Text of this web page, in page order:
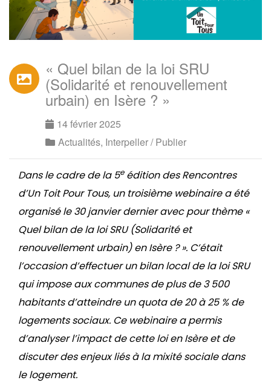
« Quel bilan de la loi SRU
(Solidarité et renouvellement
urbain) en Isère ? »
14 février 2025
Actualités, Interpeller / Publier
Dans le cadre de la 5eédition des Rencontres
d’Un Toit Pour Tous, un troisième webinaire a été
organisé le 30 janvier dernier avec pour thème «
Quel bilan de la loi SRU (Solidarité et
renouvellement urbain) en Isère ? ». C’était
l’occasion d’effectuer un bilan local de la loi SRU
qui impose aux communes de plus de 3 500
habitants d’atteindre un quota de 20 à 25 % de
logements sociaux. Ce webinaire a permis
d’analyser l’impact de cette loi en Isère et de
discuter des enjeux liés à la mixité sociale dans
le logement.